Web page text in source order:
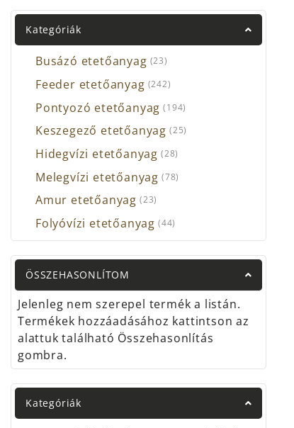
Kategóriák
Busázó etetőanyag (23)
Feeder etetőanyag (242)
Pontyozó etetőanyag (194)
Keszegező etetőanyag (25)
Hidegvízi etetőanyag (28)
Melegvízi etetőanyag (78)
Amur etetőanyag (23)
Folyóvízi etetőanyag (44)
ÖSSZEHASONLÍTOM
Jelenleg nem szerepel termék a listán.
Termékek hozzáadásához kattintson az
alattuk található Összehasonlítás
gombra.
Kategóriák